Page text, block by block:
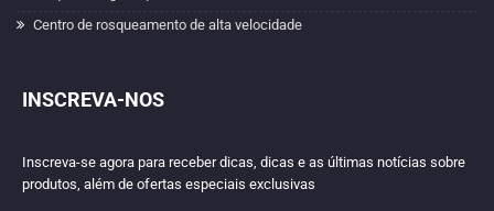
Centro de rosqueamento de alta velocidade
INSCREVA-NOS
Inscreva-se agora para receber dicas, dicas e as últimas notícias sobre
produtos, além de ofertas especiais exclusivas